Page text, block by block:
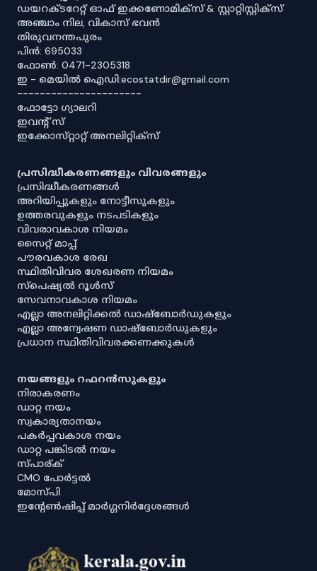
ഡയറക്ടറേറ്റ് ഓഫ് ഇക്കണോമിക്സ് & സ്റ്റാറ്റിസ്റ്റിക്സ്
അഞ്ചാം നില, വികാസ് ഭവൻ
തിരുവനന്തപുരം
പിൻ: 695033
ഫോൺ: 0471-2305318
ഇ - മെയിൽ ഐഡി:ecostatdir@gmail.com
----------------------
ഫോട്ടോ ഗ്യാലറി
ഇവൻ്റ് സ്
ഇക്കോസ്‌റ്റാറ്റ് അനലിറ്റിക്‌സ്
പ്രസിദ്ധീകരണങ്ങളും വിവരങ്ങളും
പ്രസിദ്ധീകരണങ്ങൾ
അറിയിപ്പുകളും നോട്ടീസുകളും
ഉത്തരവുകളും നടപടികളും
വിവരാവകാശ നിയമം
സൈറ്റ് മാപ്പ്
പൗരവകാശ രേഖ
സ്ഥിതിവിവര ശേഖരണ നിയമം
സ്‌പെഷ്യൽ റൂൾസ്
സേവനാവകാശ നിയമം
എല്ലാ അനലിറ്റിക്കൽ ഡാഷ്‌ബോർഡുകളും
എല്ലാ അന്വേഷണ ഡാഷ്‌ബോർഡുകളും
പ്രധാന സ്ഥിതിവിവരക്കണക്കുകൾ
നയങ്ങളും റഫറൻസുകളും
നിരാകരണം
ഡാറ്റ നയം
സ്വകാര്യതാനയം
പകർപ്പവകാശ നയം
ഡാറ്റ പങ്കിടൽ നയം
സ്പാര്ക്
CMO പോർട്ടൽ
മോസ്പി
ഇൻ്റേൺഷിപ്പ് മാർഗ്ഗനിർദ്ദേശങ്ങൾ